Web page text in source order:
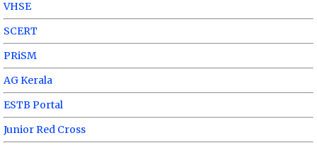
VHSE
SCERT
PRiSM
AG Kerala
ESTB Portal
Junior Red Cross